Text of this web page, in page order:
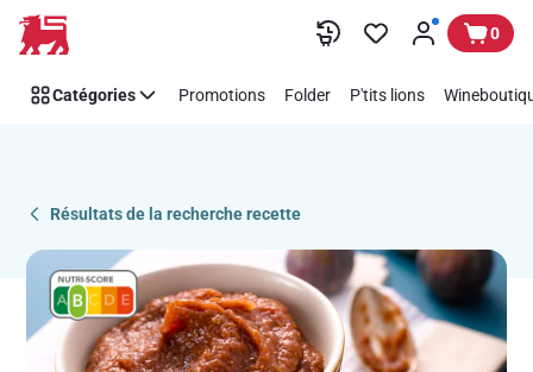
Passer
Recipe
Details
0
Catégories Promotions Folder P'tits lions
Résultats de la recherche recette